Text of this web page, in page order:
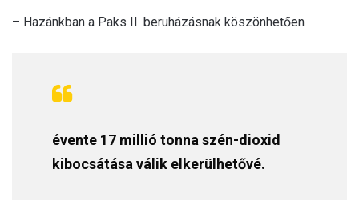
– Hazánkban a Paks II. beruházásnak köszönhetően
évente 17 millió tonna szén-dioxid
kibocsátása válik elkerülhetővé.